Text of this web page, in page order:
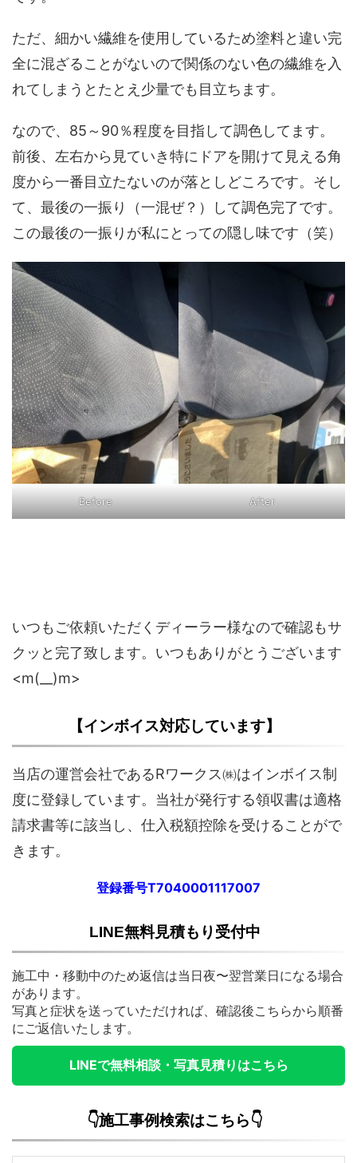
ただ、細かい繊維を使用しているため塗料と違い完
全に混ざることがないので関係のない色の繊維を入
れてしまうとたとえ少量でも目立ちます。
なので、85～90％程度を目指して調色してます。
前後、左右から見ていき特にドアを開けて見える角
度から一番目立たないのが落としどころです。そし
て、最後の一振り（一混ぜ？）して調色完了です。
この最後の一振りが私にとっての隠し味です（笑）
Before After
いつもご依頼いただくディーラー様なので確認もサ
クッと完了致します。いつもありがとうございます
<m(__)m>
【インボイス対応しています】
当店の運営会社であるRワークス㈱はインボイス制
度に登録しています。当社が発行する領収書は適格
請求書等に該当し、仕入税額控除を受けることがで
きます。
登録番号T7040001117007
LINE無料見積もり受付中
施工中・移動中のため返信は当日夜〜翌営業日になる場合
があります。
写真と症状を送っていただければ、確認後こちらから順番
にご返信いたします。
LINEで無料相談・写真見積りはこちら
👇施工事例検索はこちら👇